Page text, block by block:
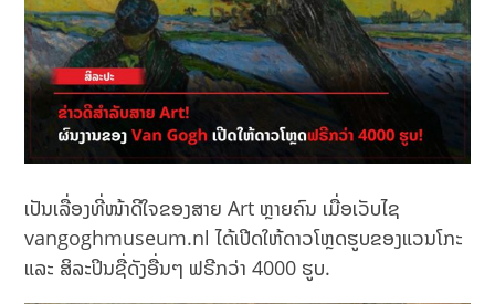
ເປັນເລື່ອງທີ່ໜ້າດີໃຈຂອງສາຍ Art ຫຼາຍຄົນ ເມື່ອເວັບໄຊ
vangoghmuseum.nl ໄດ້ເປີດໃຫ້ດາວໂຫຼດຮູບຂອງແວນໂກະ
ແລະ ສິລະປິນຊື່ດັງອື່ນໆ ຟຣີກວ່າ 4000 ຮູບ.